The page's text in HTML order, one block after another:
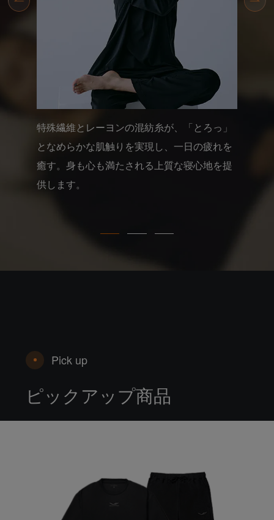
ゆったりとしたサイズ感と締め付けのないシ
ルエットで寝返りしやすく、眠りを妨げませ
ん。ロゴをプリント加工にすることで肌への
ストレスを解消し、快適な睡眠を叶えます。
Pick up
ピックアップ商品